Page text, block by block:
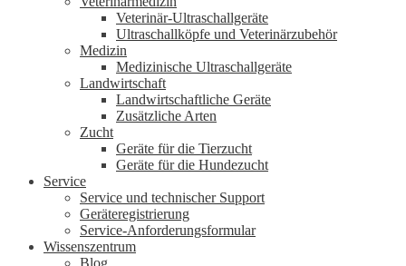
Veterinär-Ultraschallgeräte
Ultraschallköpfe und Veterinärzubehör
Medizin
Medizinische Ultraschallgeräte
Landwirtschaft
Landwirtschaftliche Geräte
Zusätzliche Arten
Zucht
Geräte für die Tierzucht
Geräte für die Hundezucht
Service
Service und technischer Support
Geräteregistrierung
Service-Anforderungsformular
Wissenszentrum
Blog